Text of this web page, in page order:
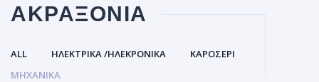
ΑΚΡΑΞΟΝΙΑ
ALL ΗΛΕΚΤΡΙΚΑ /ΗΛΕΚΡΟΝΙΚΑ
ΚΑΡΟΣΕΡΙ
ΜΗΧΑΝΙΚΑ